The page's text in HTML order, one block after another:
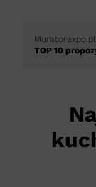
Muratorexpo.pl
TOP 10